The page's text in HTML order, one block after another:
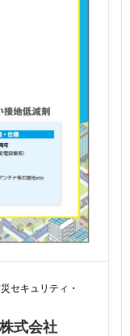
セキュリティ・
式会社